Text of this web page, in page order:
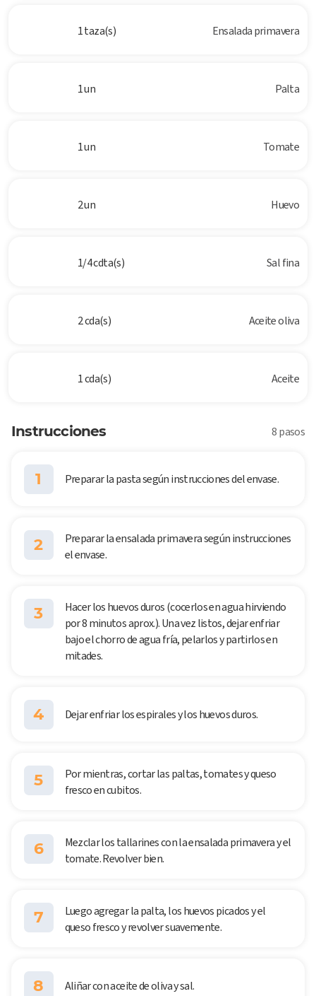
1 taza(s) Ensalada primavera
1 un Palta
1 un Tomate
2 un Huevo
1/4 cdta(s) Sal fina
2 cda(s) Aceite oliva
1 cda(s) Aceite
Instrucciones 8 pasos
1 Preparar la pasta según instrucciones del envase.
2
Preparar la ensalada primavera según instrucciones
el envase.
3
Hacer los huevos duros (cocerlos en agua hirviendo
por 8 minutos aprox.). Una vez listos, dejar enfriar
bajo el chorro de agua fría, pelarlos y partirlos en
mitades.
4 Dejar enfriar los espirales y los huevos duros.
5
Por mientras, cortar las paltas, tomates y queso
fresco en cubitos.
6
Mezclar los tallarines con la ensalada primavera y el
tomate. Revolver bien.
7
Luego agregar la palta, los huevos picados y el
queso fresco y revolver suavemente.
8 Aliñar con aceite de oliva y sal.